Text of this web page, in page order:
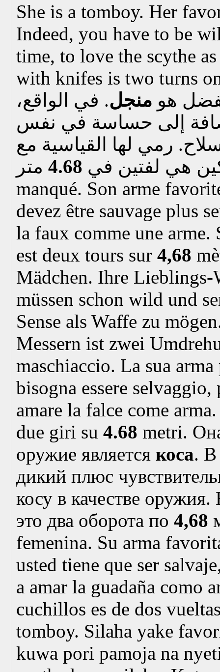
She is a tomboy. Her
Indeed, you have to be
time, to love the scythe
with knifes is two turns
هو منجل. في الواقع،
إلى حساسة في نفس
رمي لها القياسية مع
هي لفتين في 4.68
manqué. Son arme
devez être sauvage plus
la faux comme une arme.
est deux tours sur 4,68
Mädchen. Ihre
müssen schon wild und
Sense als Waffe zu
Messern ist zwei
maschiaccio. La sua
bisogna essere
amare la falce come
due giri su 4.68 metri.
оружие является коса. В
дикий плюс
косу в качестве
это два оборота по 4,68
femenina. Su arma
usted tiene que ser
a amar la guadaña como
cuchillos es de dos
tomboy. Silaha yake
kuwa pori pamoja na